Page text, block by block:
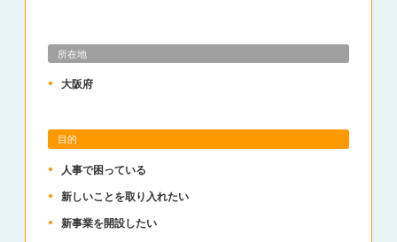
所在地
大阪府
目的
人事で困っている
新しいことを取り入れたい
新事業を開設したい